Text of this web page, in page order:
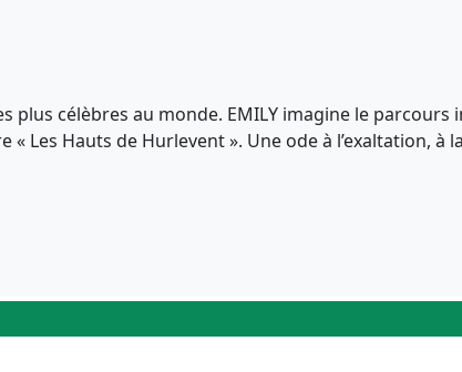
plus célèbres au monde. EMILY imagine le parcours
Les Hauts de Hurlevent ». Une ode à l’exaltation, à